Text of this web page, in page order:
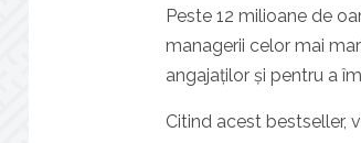
Peste 12 milioane de
managerii celor mai
angajaților și pentru a
Citind acest bestseller,